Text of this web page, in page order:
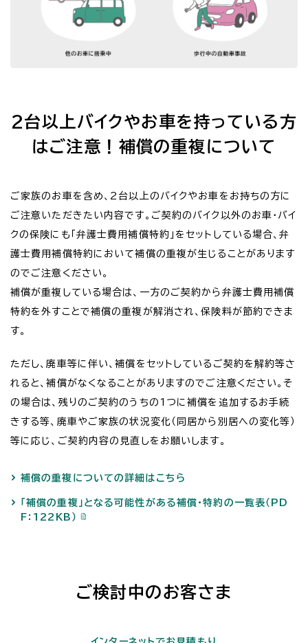
2台以上バイクやお車を持っている方
はご注意！補償の重複について
ご家族のお車を含め、2台以上のバイクやお車をお持ちの方に
ご注意いただきたい内容です。ご契約のバイク以外のお車・バイ
クの保険にも「弁護士費用補償特約」をセットしている場合、弁
護士費用補償特約において補償の重複が生じることがあります
のでご注意ください。
補償が重複している場合は、一方のご契約から弁護士費用補償
特約を外すことで補償の重複が解消され、保険料が節約できま
す。
ただし、廃車等に伴い、補償をセットしているご契約を解約等さ
れると、補償がなくなることがありますのでご注意ください。そ
の場合は、残りのご契約のうちの1つに補償を追加するお手続
きする等、廃車やご家族の状況変化（同居から別居への変化等）
等に応じ、ご契約内容の見直しをお願いします。
補償の重複についての詳細はこちら
「補償の重複」となる可能性がある補償・特約の一覧表（PD
F：122KB）
ご検討中のお客さま